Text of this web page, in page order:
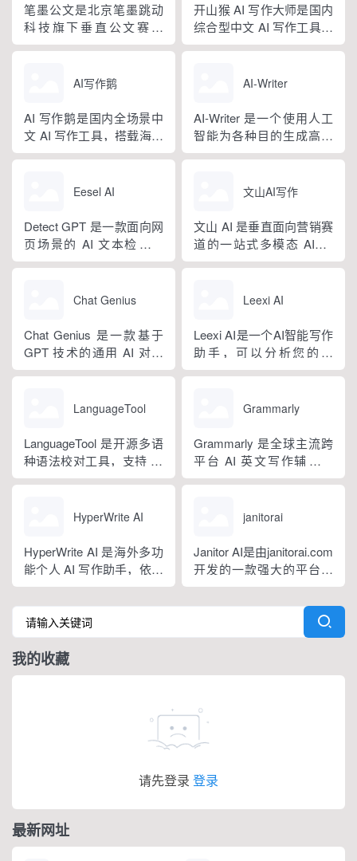
笔墨公文是北京笔墨跳动
科技旗下垂直公文赛道
AIGC 创作平台，深耕体
量标准公文语料训练专属
生成、全维度智能校对、
范文库、实时更新素材
库、标准化公文模板五大
撰写、文稿合...
开山猴 AI 写作大师是国内
综合型中文 AI 写作工具，
融合二十年专业内容创作
法，大幅降低 AI 使用门
即可产出高质量文稿。平
台覆盖 20 余个行业领域、
279 种写作体裁，配备 20
AI写作鹅
AI 写作鹅是国内全场景中
文 AI 写作工具，搭载海量
细分写作模板，覆盖办公
视频、新媒体、文学创
场景，集成伪原创改写、
图生文、多语言翻译、
PPT 大纲生成等通用能
AI-Writer
AI-Writer 是一个使用人工
智能为各种目的生成高质
量和相关内容的平台。无
章、产品描述、登录页面
Eesel AI
Detect GPT 是一款面向网
页场景的 AI 文本检测工
具，以浏览器插件形态为
网页文字，甄别 GPT 系列
坦福零样本概率曲率检测
技术，无需针对新模型重
新训练，操作简单、无需
文山AI写作
文山 AI 是垂直面向营销赛
道的一站式多模态 AIGC
工具，主打图文一体化生
习用户创作风格，适配新
传等各类营销文体。内置
十大类海量行业模板，覆
盖超 99% 营销业务场景，
Chat Genius
Chat Genius 是一款基于
GPT 技术的通用 AI 对话
应用，依托大模型自然语
交互，支持自定义专属个
询、内容创作、生活事务
辅助等场景。产品采用金
币激励体系，用户可通过
Leexi AI
Leexi AI是一个AI智能写作
助手，可以分析您的文
本，提供有关如何改进文
纠正语法、拼写和标点符
LanguageTool
LanguageTool 是开源多语
种语法校对工具，支持 30
余种语言与方言检测，覆
语种，区分六大英语地域
法纠错外，还可校验标
点、大小写、语句冗余问
题，附带 AI 句子改写功
Grammarly
Grammarly 是全球主流跨
平台 AI 英文写作辅助工
具，提供免费基础版本，
搭载 GrammarlyGO 智能
AI 生成、抄袭检测、引文
排版、团队文风统一功能
于一体。覆盖客户端、浏
HyperWrite AI
HyperWrite AI 是海外多功
能个人 AI 写作助手，依托
大语言模型打造全场景文
字处理工具，内置上百种
写作功能，支持原生网页
编辑器与 Chrome 浏览器
插件，可在任意网页实时
调用 AI。覆盖内容生成、
janitorai
Janitor AI是由janitorai.com
开发的一款强大的平台，
允许用户创建具有不同个
性的NSFW虚构聊天机器
人角色。该平台由大型语
言模型驱动，包括OpenAI
我的收藏
请先登录 登录
最新网址